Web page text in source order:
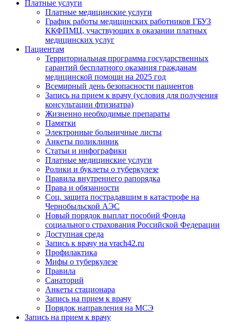
Платные услуги
Платные медицинские услуги
График работы медицинских работников ГБУЗ
ККФПМЦ, участвующих в оказании платных
медицинских услуг
Пациентам
Территориальная программа государственных
гарантий бесплатного оказания гражданам
медицинской помощи на 2025 год
Всемирный день безопасности пациентов
Запись на прием к врачу (условия для получения
консультации фтизиатра)
Жизненно необходимые препараты
Памятки
Электронные больничные листы
Анкеты поликлиник
Статьи и инфографики
Платные медицинские услуги
Ролики и буклеты о туберкулезе
Правила внутреннего рапорядка
Права и обязанности
Соц. защита пострадавшим в катастрофе на
Чернобыльской АЭС
Новый порядок выплат пособий Фонда
социального страхования Российской Федерации
Доступная среда
Запись к врачу на vrach42.ru
Профилактика
Мифы о туберкулезе
Правила
Санаторий
Анкеты стационара
Запись на прием к врачу
Порядок направления на МСЭ
Запись на прием к врачу